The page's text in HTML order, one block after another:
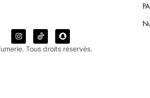
Tous droits réservés.